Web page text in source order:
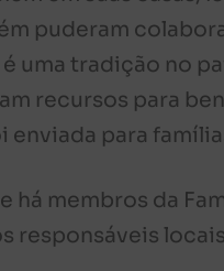
puderam
uma tradição no
recursos para
para
há membros da
responsáveis